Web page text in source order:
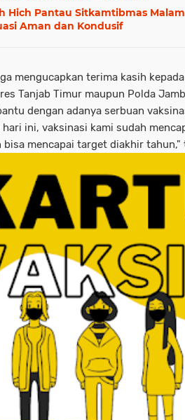
Hich Pantau Sitkamtibmas
Aman dan Kondusif
mengucapkan terima kasih
Tanjab Timur maupun Polda
dengan adanya serbuan
ini, vaksinasi kami sudah
bisa mencapai target diakhir tahun,"